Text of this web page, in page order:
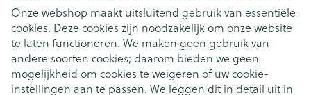
Onze webshop maakt uitsluitend gebruik van essentiële
cookies. Deze cookies zijn noodzakelijk om onze website
te laten functioneren. We maken geen gebruik van
andere soorten cookies; daarom bieden we geen
mogelijkheid om cookies te weigeren of uw cookie-
instellingen aan te passen. We leggen dit in detail uit in